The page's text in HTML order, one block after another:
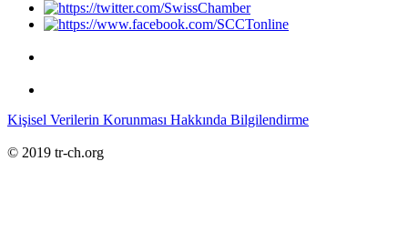
Kişisel Verilerin Korunması Hakkında Bilgilendirme
© 2019 tr-ch.org